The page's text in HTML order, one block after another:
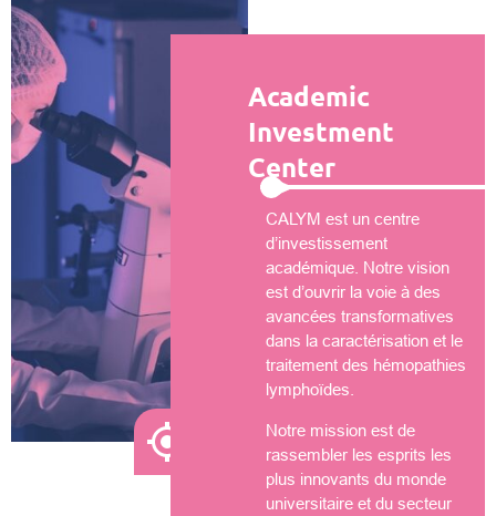
Academic
Investment
Center
CALYM est un centre
d’investissement
académique. Notre vision
est d’ouvrir la voie à des
avancées transformatives
dans la caractérisation et le
traitement des hémopathies
lymphoïdes.
Notre mission est de
rassembler les esprits les
plus innovants du monde
universitaire et du secteur